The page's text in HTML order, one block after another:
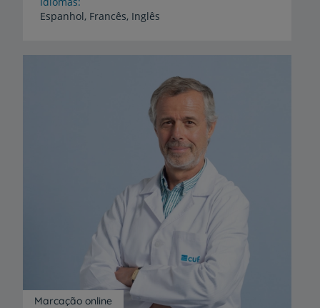
Espanhol, Francês, Inglês
Marcação online